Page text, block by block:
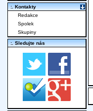
:. Kontakty
Redakce
Spolek
Skupiny
:. Sledujte nás